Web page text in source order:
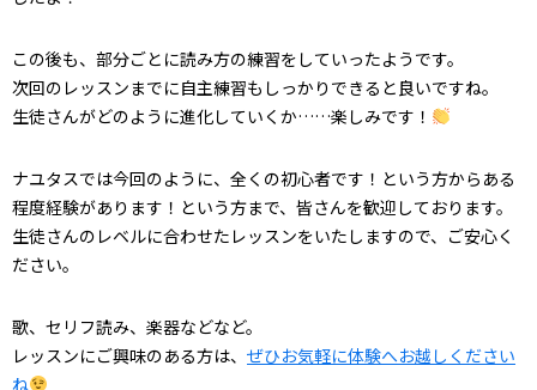
この後も、部分ごとに読み方の練習をしていったようです。
次回のレッスンまでに自主練習もしっかりできると良いですね。
生徒さんがどのように進化していくか……楽しみです！
ナユタスでは今回のように、全くの初心者です！という方からある
程度経験があります！という方まで、皆さんを歓迎しております。
生徒さんのレベルに合わせたレッスンをいたしますので、ご安心く
ださい。
歌、セリフ読み、楽器などなど。
レッスンにご興味のある方は、 ぜひお気軽に体験へお越しください
ね